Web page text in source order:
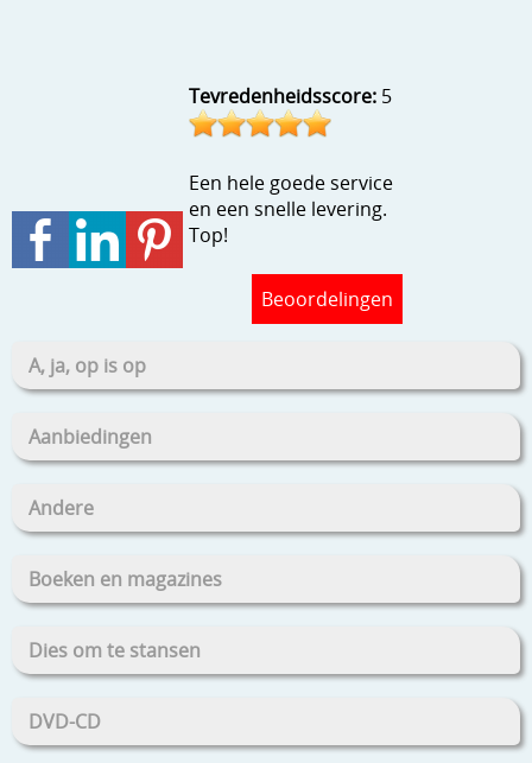
Template, mask, stencils, grids
Tevredenheidsscore: 5
Een hele goede service
en een snelle levering.
Top!
Beoordelingen
A, ja, op is op
Aanbiedingen
Andere
Boeken en magazines
Dies om te stansen
DVD-CD